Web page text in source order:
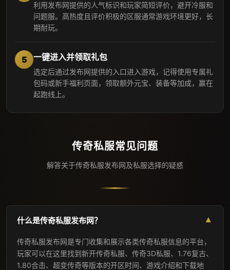
利用发布网提供的人气标识和玩家简短评价，避开冷服和
问题服。高热度且评价积极的区服通常游戏环境更好，长
期耐玩。
5 一键进入并领取礼包
选定后通过发布网提供的入口进入游戏，记得使用专属礼
包码或新手福利页面，领取额外元宝、装备等加成，赢在
起跑线上。
传奇私服常见问题
解答关于传奇私服发布网及私服选择的疑惑
什么是传奇私服发布网？ ▾
传奇私服发布网是专门收集和展示各类传奇私服信息的平台，
玩家可以在这里找到新开传奇私服、传奇3D私服、1.76复古、
1.80合击、超变传奇等版本的开区时间、游戏介绍和下载地